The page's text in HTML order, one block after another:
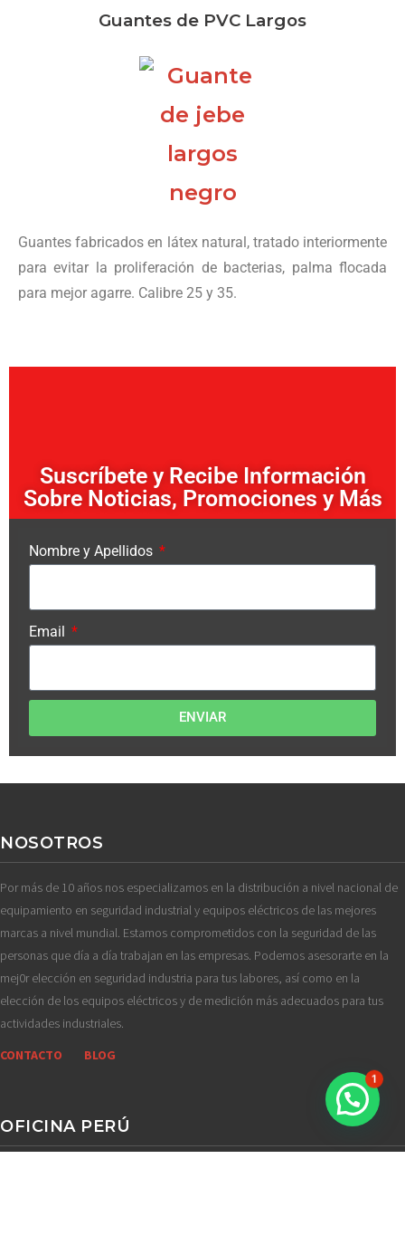
Guantes de PVC Largos
Guantes fabricados en látex natural, tratado interiormente
para evitar la proliferación de bacterias, palma flocada
para mejor agarre. Calibre 25 y 35.
Suscríbete y Recibe Información
Sobre Noticias, Promociones y Más
Nombre y Apellidos
Email
ENVIAR
NOSOTROS
Por más de 10 años nos especializamos en la distribución a nivel nacional de
equipamiento en seguridad industrial y equipos eléctricos de las mejores
marcas a nivel mundial. Estamos comprometidos con la seguridad de las
personas que día a día trabajan en las empresas. Podemos asesorarte en la
mej0r elección en seguridad industria para tus labores, así como en la
elección de los equipos eléctricos y de medición más adecuados para tus
actividades industriales.
CONTACTO
BLOG
OFICINA PERÚ
1